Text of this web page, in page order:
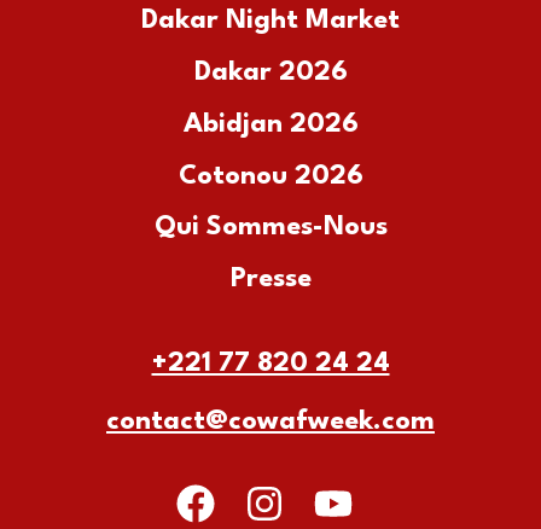
Dakar Night Market
Dakar 2026
Abidjan 2026
Cotonou 2026
Qui Sommes-Nous
Presse
+221 77 820 24 24
contact@cowafweek.com